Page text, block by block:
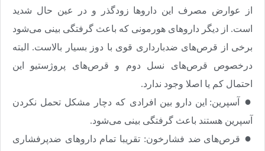
از عوارض مصرف این داروها زودگذر و در عین حال شدید
است. از دیگر داروهای هورمونی که باعث گرفتگی بینی می‌شود
برخی از قرص‌های ضدبارداری قوی با دوز بسیار بالاست. البته
درخصوص قرص‌های نسل دوم و قرص‌های پروژستیو این
احتمال کم یا اصلا وجود ندارد.
● آسپرین: این دارو بین افرادی که دچار مشکل تحمل نکردن
آسپرین هستند باعث گرفتگی بینی می‌شود.
● قرص‌های ضد فشارخون: تقریبا تمام داروهای ضدپرفشاری